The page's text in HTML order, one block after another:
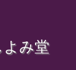
よみ堂